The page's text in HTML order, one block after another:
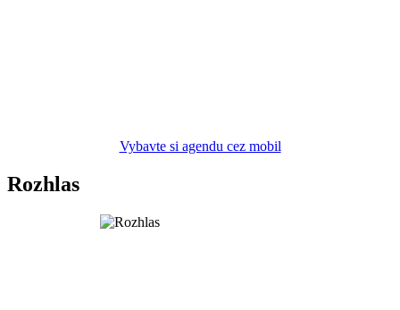
Vybavte si agendu cez mobil
Rozhlas